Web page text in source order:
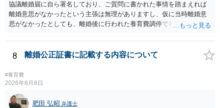
協議離婚届に自ら署名しており、ご質問に書かれた事情を踏まえれば
離婚意思がなかったという主張は無理がありますし、仮に当時離婚意
思がなかったとしても、離婚後に行われた養育費調停で養育費が合意
士と離婚無効の話を進めている」「離婚無効で裁判を起こす」という
のがそもそも本当かどうかも疑わしいと思いますし、仮に弁護士へ相
暴くことができるでしょう。「人生最後に話し合いをしないか？責め
るとかはしない」というのは、モラハラ夫の典型的な常套句ですの
で、むしろそれを武器として使えるでしょう。 仮に弁護士からの通知
や裁判所からの調停期日通知書等が届いた場合、面倒ですが、粛々と
8 離婚公正証書に記載する内容について
#養育費
2026年8月8日
肥田 弘昭 弁護士